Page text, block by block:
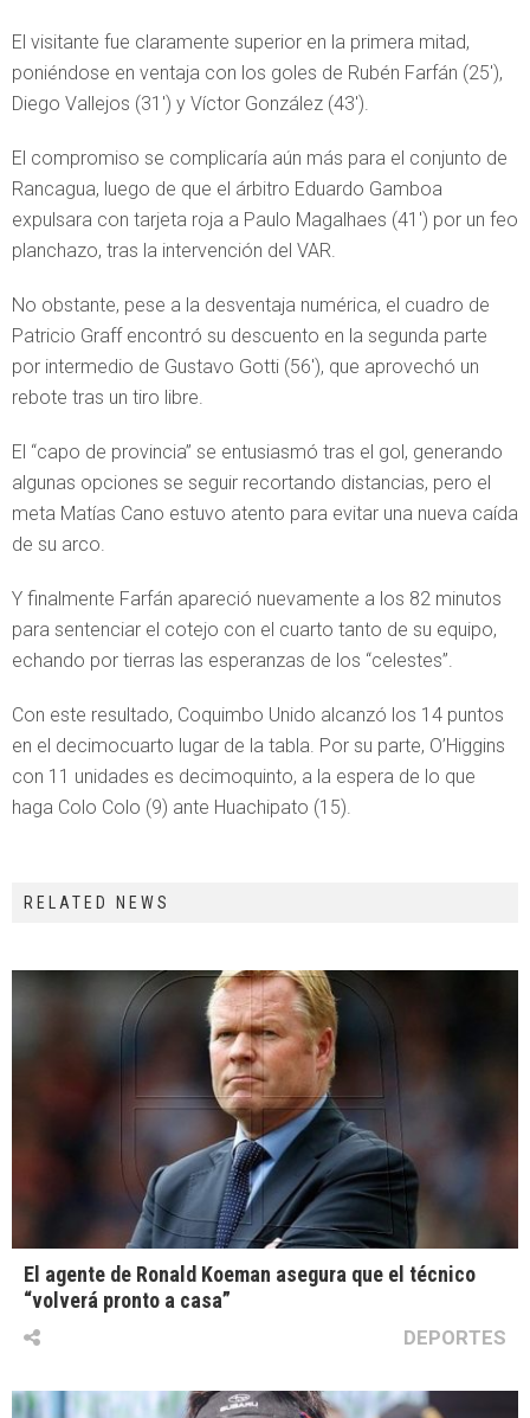
El visitante fue claramente superior en la primera mitad,
poniéndose en ventaja con los goles de Rubén Farfán (25′),
Diego Vallejos (31′) y Víctor González (43′).
El compromiso se complicaría aún más para el conjunto de
Rancagua, luego de que el árbitro Eduardo Gamboa
expulsara con tarjeta roja a Paulo Magalhaes (41′) por un feo
planchazo, tras la intervención del VAR.
No obstante, pese a la desventaja numérica, el cuadro de
Patricio Graff encontró su descuento en la segunda parte
por intermedio de Gustavo Gotti (56′), que aprovechó un
rebote tras un tiro libre.
El “capo de provincia” se entusiasmó tras el gol, generando
algunas opciones se seguir recortando distancias, pero el
meta Matías Cano estuvo atento para evitar una nueva caída
de su arco.
Y finalmente Farfán apareció nuevamente a los 82 minutos
para sentenciar el cotejo con el cuarto tanto de su equipo,
echando por tierras las esperanzas de los “celestes”.
Con este resultado, Coquimbo Unido alcanzó los 14 puntos
en el decimocuarto lugar de la tabla. Por su parte, O’Higgins
con 11 unidades es decimoquinto, a la espera de lo que
haga Colo Colo (9) ante Huachipato (15).
RELATED NEWS
El agente de Ronald Koeman asegura que el técnico
“volverá pronto a casa”
DEPORTES